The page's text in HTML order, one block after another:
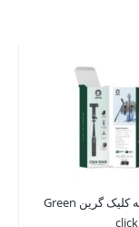
مونوپاد و پایه کلیک گرین Green